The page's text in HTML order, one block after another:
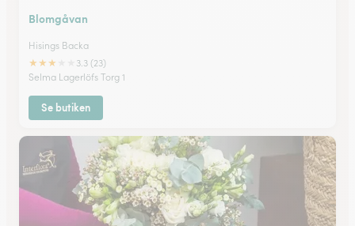
Blomgåvan
Hisings Backa
★★★
3.3 (23)
Selma Lagerlöfs Torg 1
Se butiken